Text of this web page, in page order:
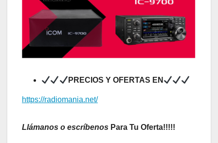
PRECIOS Y OFERTAS EN
https://radiomania.net/
Llámanos o escríbenos Para Tu Oferta!!!!!